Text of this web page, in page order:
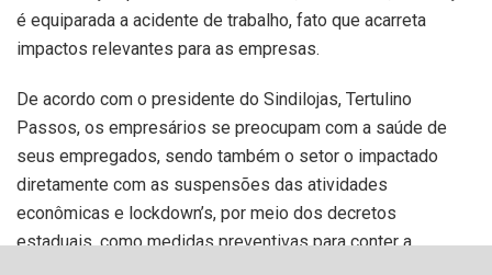
é equiparada a acidente de trabalho, fato que acarreta
impactos relevantes para as empresas.
De acordo com o presidente do Sindilojas, Tertulino
Passos, os empresários se preocupam com a saúde de
seus empregados, sendo também o setor o impactado
diretamente com as suspensões das atividades
econômicas e lockdown’s, por meio dos decretos
estaduais, como medidas preventivas para conter a